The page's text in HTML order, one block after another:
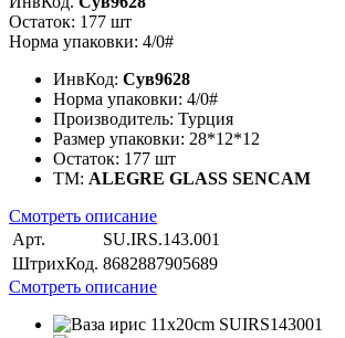
Остаток: 177 шт
Норма упаковки: 4/0#
ИнвКод: Сув9628
Норма упаковки: 4/0#
Производитель: Турция
Размер упаковки: 28*12*12
Остаток: 177 шт
ТМ: ALEGRE GLASS SENCAM
Смотреть описание
Арт.
SU.IRS.143.001
ШтрихКод. 8682887905689
Смотреть описание